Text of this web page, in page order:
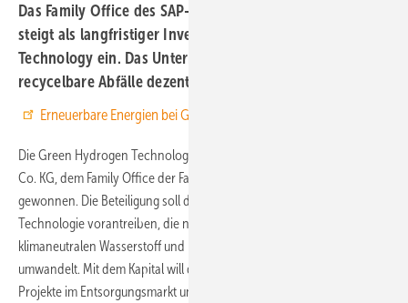
Das Family Office des SAP-Mitgründers Klaus Tschira
steigt als langfristiger Investor bei Green Hydrogen
Technology ein. Das Unternehmen wandelt nicht
recycelbare Abfälle dezentral in Wasserstoff um.
Erneuerbare Energien bei Google bevorzugen
Die Green Hydrogen Technology GmbH hat mit der Arboris GmbH &
Co. KG, dem Family Office der Familie Tschira, einen neuen Investor
gewonnen. Die Beteiligung soll die industrielle Skalierung der
Technologie vorantreiben, die nicht recycelbare Abfälle dezentral in
klimaneutralen Wasserstoff und nutzbares Kohlenstoffdioxid
umwandelt. Mit dem Kapital will das Unternehmen kommende
Projekte im Entsorgungsmarkt umsetzen.